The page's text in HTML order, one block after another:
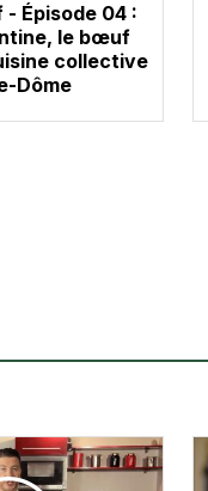
Épisode 04 :
le bœuf
collective
Dôme